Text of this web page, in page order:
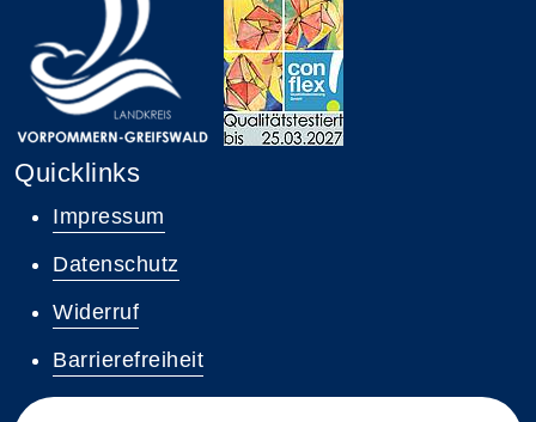
Quicklinks
Impressum
Datenschutz
Widerruf
Barrierefreiheit